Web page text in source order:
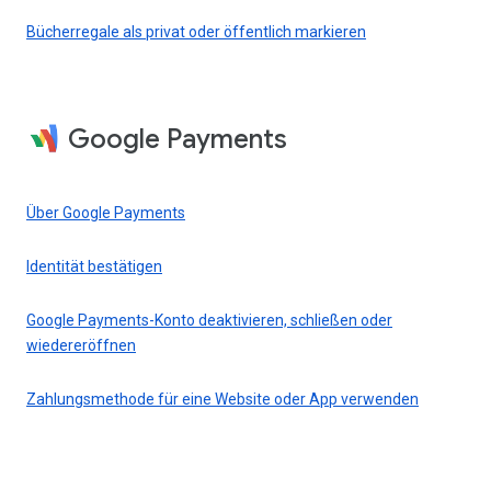
Bücherregale als privat oder öffentlich markieren
Google Payments
Über Google Payments
Identität bestätigen
Google Payments-Konto deaktivieren, schließen oder
wiedereröffnen
Zahlungsmethode für eine Website oder App verwenden